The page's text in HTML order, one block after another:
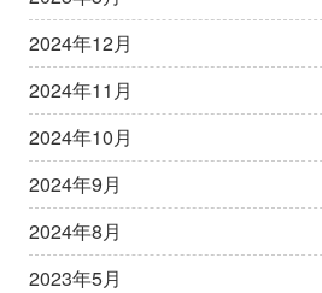
2024年12月
2024年11月
2024年10月
2024年9月
2024年8月
2023年5月